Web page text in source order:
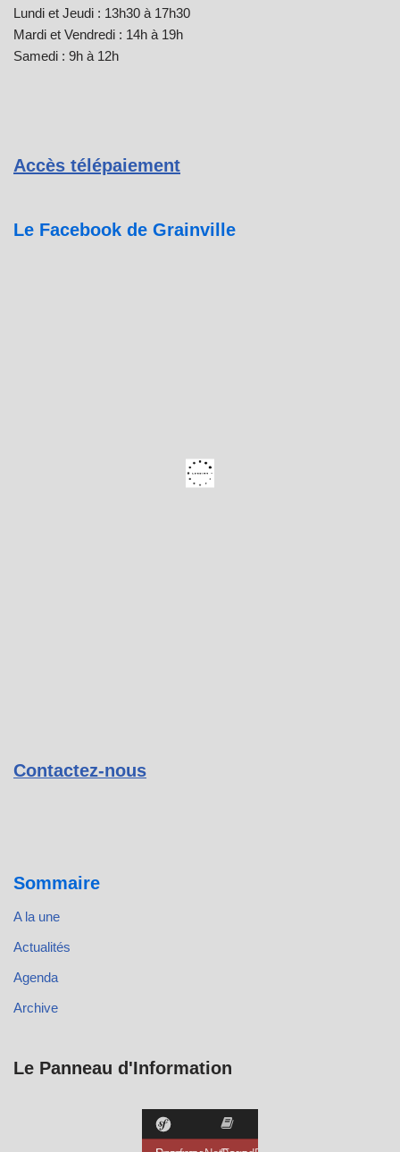
Lundi et Jeudi : 13h30 à 17h30
Mardi et Vendredi : 14h à 19h
Samedi : 9h à 12h
Accès télépaiement
Le Facebook de Grainville
Contactez-nous
Sommaire
A la une
Actualités
Agenda
Archive
Le Panneau d'Information